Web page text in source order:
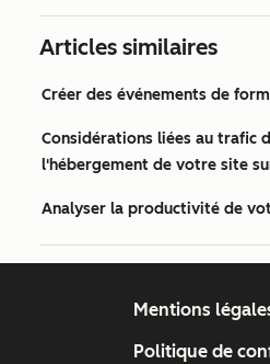
Articles similaires
Créer des événements de
Considérations liées au trafic
l'hébergement de votre site
Analyser la productivité de
Mentions
Politique de